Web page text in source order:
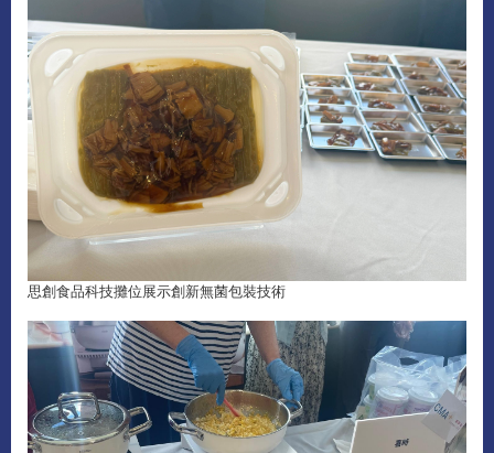
思創食品科技攤位展示創新無菌包裝技術